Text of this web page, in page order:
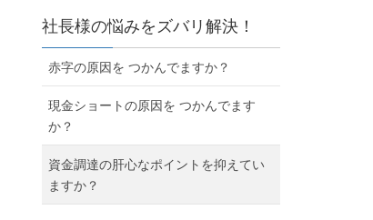
社長様の悩みをズバリ解決！
赤字の原因を つかんでますか？
現金ショートの原因を つかんでます
か？
資金調達の肝心なポイントを抑えてい
ますか？